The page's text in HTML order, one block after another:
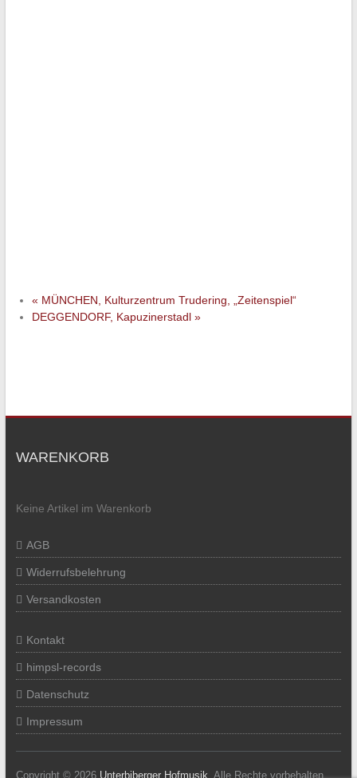
« MÜNCHEN, Kulturzentrum Trudering, „Zeitenspiel“
DEGGENDORF, Kapuzinerstadl »
WARENKORB
Keine Artikel im Warenkorb
AGB
Widerrufsbelehrung
Versandkosten
Kontakt
himpsl-records
Datenschutz
Impressum
Copyright © 2026 Unterbiberger Hofmusik . Alle Rechte vorbehalten.